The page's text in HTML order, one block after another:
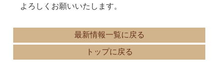
よろしくお願いいたします。
最新情報一覧に戻る
トップに戻る